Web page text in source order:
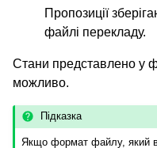
Пропозиції
файлі перекладу.
Стани представлено у
можливо.
Підказка
Якщо формат файлу, який